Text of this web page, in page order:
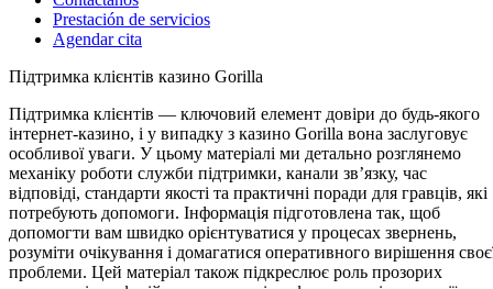
Prestación de servicios
Agendar cita
Підтримка клієнтів казино Gorilla
Підтримка клієнтів — ключовий елемент довіри до будь-якого
інтернет-казино, і у випадку з казино Gorilla вона заслуговує
особливої уваги. У цьому матеріалі ми детально розглянемо
механіку роботи служби підтримки, канали зв’язку, час
відповіді, стандарти якості та практичні поради для гравців, які
потребують допомоги. Інформація підготовлена так, щоб
допомогти вам швидко орієнтуватися у процесах звернень,
розуміти очікування і домагатися оперативного вирішення
проблеми. Цей матеріал також підкреслює роль прозорих